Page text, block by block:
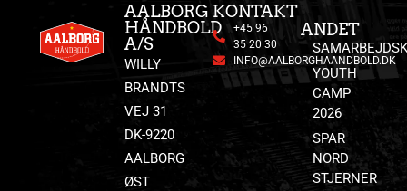
AALBORG
HÅNDBOLD
A/S
WILLY
BRANDTS
VEJ 31
DK-9220
AALBORG
ØST
KONTAKT
+45 96
35 20 30
INFO@AALBORGHAANDBOLD.DK
ANDET
YOUTH
CAMP
2026
SPAR
NORD
STJERNER